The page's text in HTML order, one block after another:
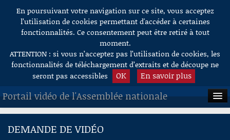
Aller au contenu
En poursuivant votre navigation sur ce site, vous acceptez
l’utilisation de cookies permettant d'accéder à certaines
fonctionnalités. Ce consentement peut être retiré à tout
moment.
ATTENTION : si vous n’acceptez pas l’utilisation de cookies, les
fonctionnalités de téléchargement d’extraits et de découpe ne
seront pas accessibles
OK En savoir plus
Portail vidéo de l'Assemblée nationale
ACCUEIL
DEMANDE DE VIDÉO